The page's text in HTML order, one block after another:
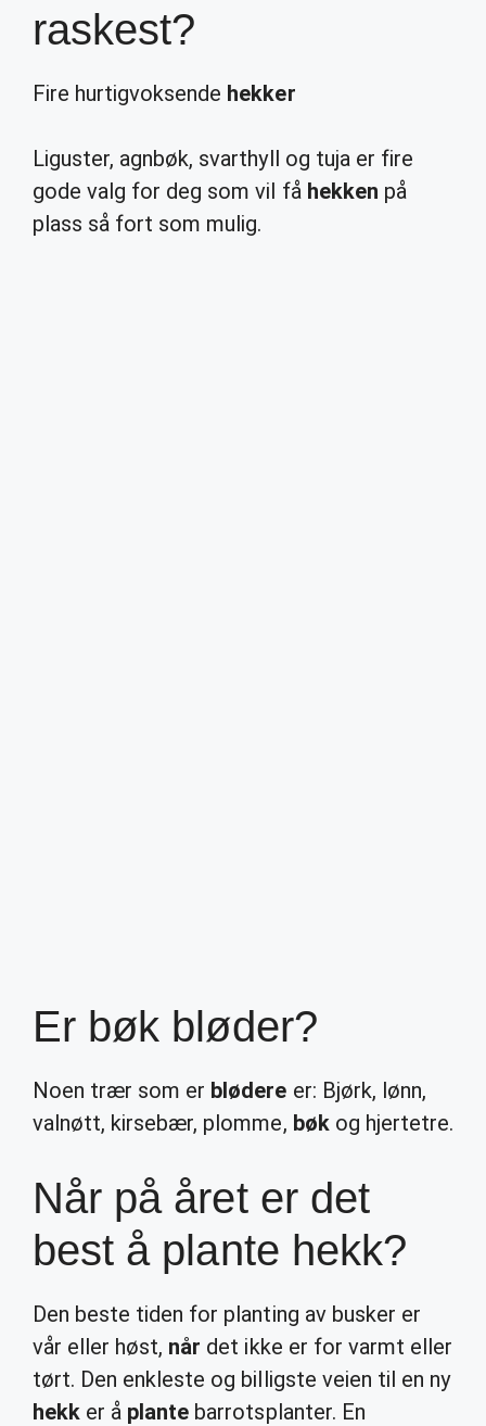
raskest?
Fire hurtigvoksende hekker
Liguster, agnbøk, svarthyll og tuja er fire
gode valg for deg som vil få hekken på
plass så fort som mulig.
Er bøk bløder?
Noen trær som er blødere er: Bjørk, lønn,
valnøtt, kirsebær, plomme, bøkog hjertetre.
Når på året er det
best å plante hekk?
Den beste tiden for planting av busker er
vår eller høst, når det ikke er for varmt eller
tørt. Den enkleste og billigste veien til en ny
hekk er å plante barrotsplanter. En